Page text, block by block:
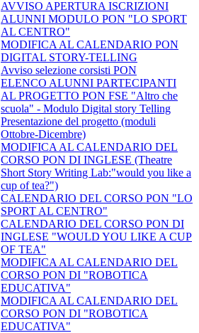
AVVISO APERTURA ISCRIZIONI
ALUNNI MODULO PON "LO SPORT
AL CENTRO"
MODIFICA AL CALENDARIO PON
DIGITAL STORY-TELLING
Avviso selezione corsisti PON
​ELENCO ALUNNI PARTECIPANTI
AL PROGETTO PON FSE "Altro che
scuola" - Modulo Digital story Telling
Presentazione del progetto (moduli
Ottobre-Dicembre)
​MODIFICA AL CALENDARIO DEL
CORSO PON DI INGLESE (Theatre
Short Story Writing Lab:"would you like a
cup of tea?")
CALENDARIO DEL CORSO PON "LO
SPORT AL CENTRO"
CALENDARIO DEL CORSO PON DI
INGLESE "WOULD YOU LIKE A CUP
OF TEA"
MODIFICA AL CALENDARIO DEL
CORSO PON DI "ROBOTICA
EDUCATIVA"
MODIFICA AL CALENDARIO DEL
CORSO PON DI "ROBOTICA
EDUCATIVA"